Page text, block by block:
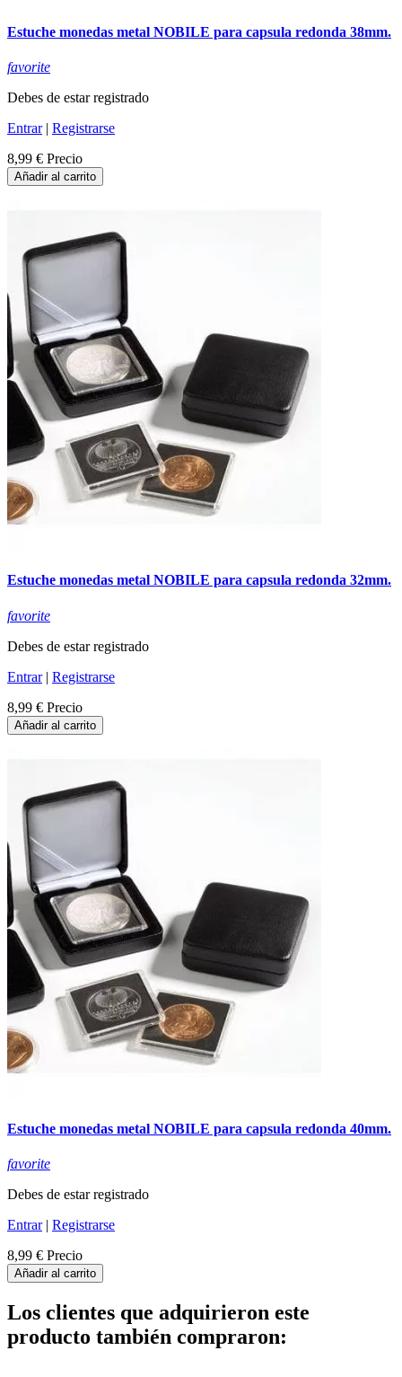
Estuche monedas metal NOBILE para capsula redonda 38mm.
favorite
Debes de estar registrado
Entrar| Registrarse
8,99 € Precio
Añadir al carrito
Estuche monedas metal NOBILE para capsula redonda 32mm.
favorite
Debes de estar registrado
Entrar| Registrarse
8,99 € Precio
Añadir al carrito
Estuche monedas metal NOBILE para capsula redonda 40mm.
favorite
Debes de estar registrado
Entrar| Registrarse
8,99 € Precio
Añadir al carrito
Los clientes que adquirieron este
producto también compraron: